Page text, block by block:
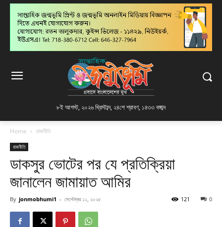
৮ই আগস্ট, ২০২৬ খ্রিস্টাব্দ, ২৪শে শ্রাবণ, ১৪৩৩ বঙ্গাব্দ
Home রাজনীতি
রাজনীতি
ডাকসুর ভোটের পর যে প্রতিক্রিয়া
জানালেন জামায়াত আমির
By jonmobhumi1 - সেপ্টেম্বর ১১, ২০২৫ 0
121